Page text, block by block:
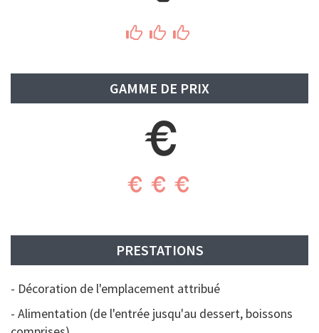
GAMME DE PRIX
PRESTATIONS
- Décoration de l'emplacement attribué
- Alimentation (de l'entrée jusqu'au dessert, boissons